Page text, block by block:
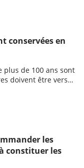
conservées en
plus de 100 ans sont
doivent être versés
en dessous de
les
constituer les